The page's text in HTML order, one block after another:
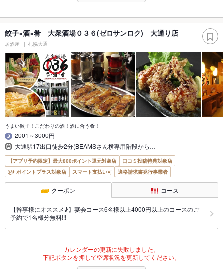
餃子×酒×肴 大衆酒場０３６(ゼロサンロク) 大通り店
居酒屋 札幌大通
うまい餃子！こだわりの酒！酒に合う肴！
2001～3000円
大通駅17出口徒歩2分(BEAMSさん横専用階段から…
【アプリ予約限定】最大800ポイント還元対象店
口コミ投稿特典対象店
ポイントプラス対象店
スマート支払い可 適格請求書発行事業者
クーポン コース
【幹事様にオススメ♪】宴会コース6名様以上4000円以上のコースのご
予約で1名様分無料!!!
カレンダーの更新に失敗しました。
下記ボタンを押して空席状況を更新してください。